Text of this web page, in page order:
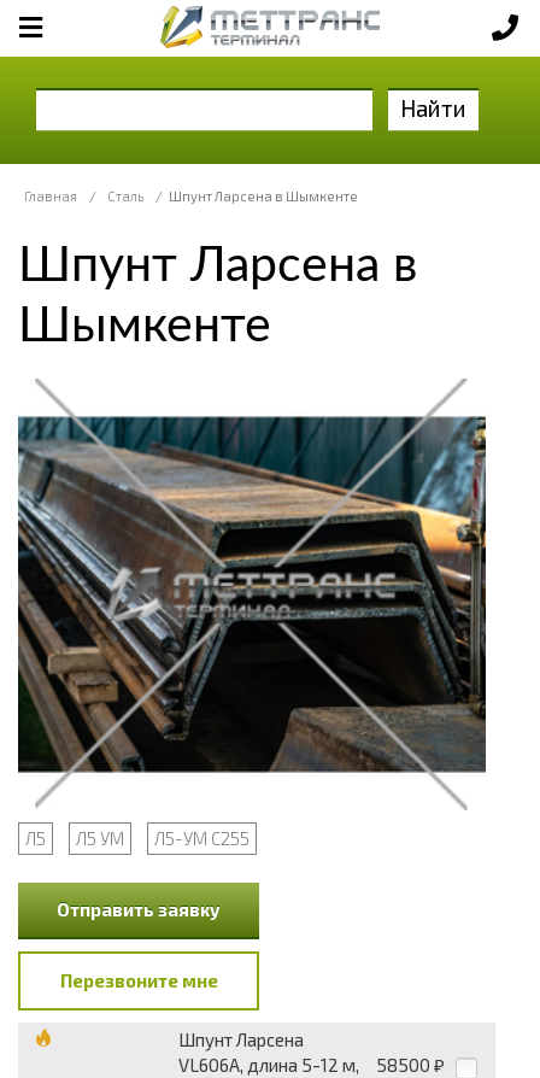
Найти
Главная / Сталь / Шпунт Ларсена в Шымкенте
Шпунт Ларсена в
Шымкенте
Л5 Л5 УМ Л5-УМ С255
Отправить заявку
Перезвоните мне
Шпунт Ларсена
VL606A, длина 5-12 м,
58500 ₽